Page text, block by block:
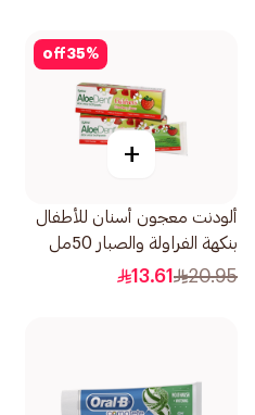
35%
off
+
ألودنت معجون أسنان للأطفال
بنكهة الفراولة والصبار 50مل
20.95
13.61